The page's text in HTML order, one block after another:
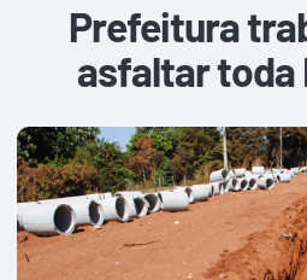
Prefeitura
asfaltar toda